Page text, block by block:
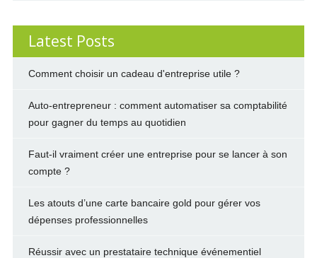
Latest Posts
Comment choisir un cadeau d'entreprise utile ?
Auto-entrepreneur : comment automatiser sa comptabilité
pour gagner du temps au quotidien
Faut-il vraiment créer une entreprise pour se lancer à son
compte ?
Les atouts d’une carte bancaire gold pour gérer vos
dépenses professionnelles
Réussir avec un prestataire technique événementiel